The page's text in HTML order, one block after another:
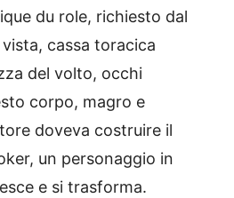
du role, richiesto dal
cassa toracica
del volto, occhi
corpo, magro e
doveva costruire il
un personaggio in
e si trasforma.